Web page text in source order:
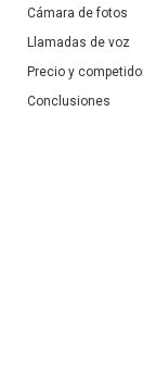
Cámara de fotos
Llamadas de voz
Precio y
Conclusiones